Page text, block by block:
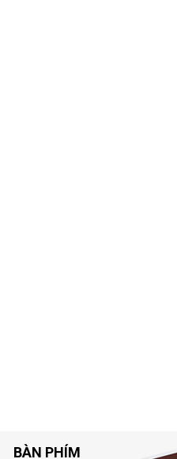
BÀN PHÍM